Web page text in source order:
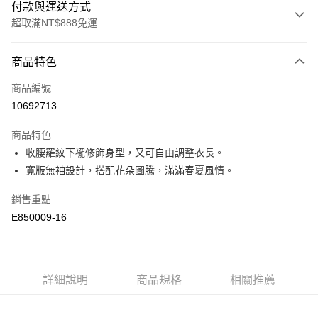
付款與運送方式
超取滿NT$888免運
信用卡一次付款
超商取貨付款
Apple Pay
街口支付
悠遊付
大哥付你分期
商品特色
商品編號
10692713
商品特色
收腰羅紋下襬修飾身型，又可自由調整衣長。
寬版無袖設計，搭配花朵圖騰，滿滿春夏風情。
銷售重點
E850009-16
詳細說明 商品規格 相關推薦